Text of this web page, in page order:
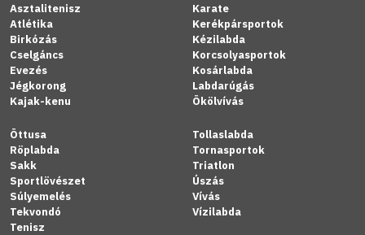
Asztalitenisz
Atlétika
Birkózás
Cselgáncs
Evezés
Jégkorong
Kajak-kenu
Karate
Kerékpársportok
Kézilabda
Korcsolyasportok
Kosárlabda
Labdarúgás
Ökölvívás
Öttusa
Röplabda
Sakk
Sportlövészet
Súlyemelés
Tekvondó
Tenisz
Tollaslabda
Tornasportok
Triatlon
Úszás
Vívás
Vízilabda